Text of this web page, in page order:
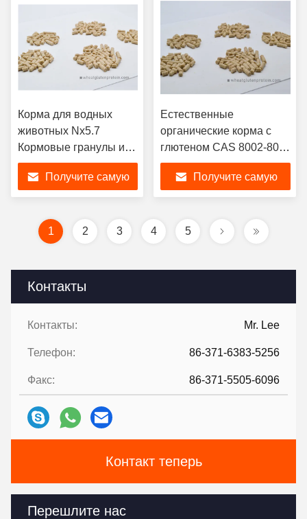
Контакты
Контакты: Mr. Lee
Телефон: 86-371-6383-5256
Факс: 86-371-5505-6096
Контакт теперь
Перешлите нас
Корма для водных
животных Nx5.7
Кормовые гранулы из
пшеничного глютена
Получите самую
Естественные
органические корма с
глютеном CAS 8002-80-0
4 мм
Получите самую
1 2 3 4 5